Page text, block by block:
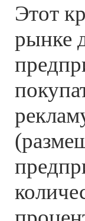
Этот
рынке